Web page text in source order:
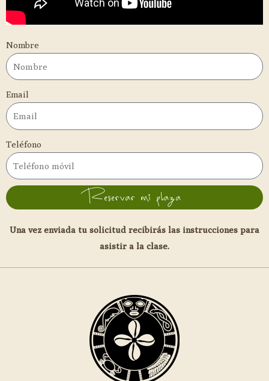
Nombre
Email
Teléfono
Reservar mi plaza
Una vez enviada tu solicitud recibirás las instrucciones para
asistir a la clase.